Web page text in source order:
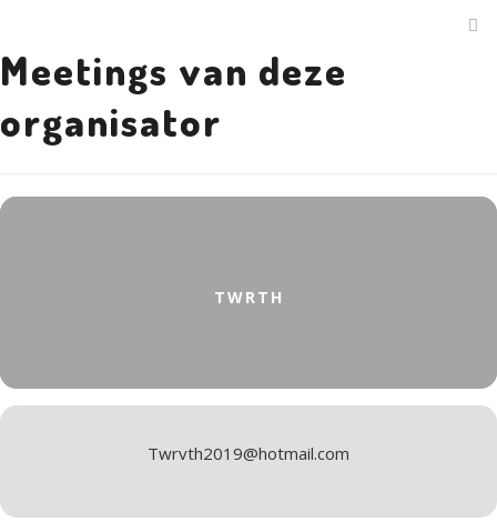
Meetings van deze
organisator
TWRTH
Twrvth2019@hotmail.com